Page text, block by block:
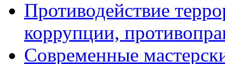
Противодействие
коррупции,
Современные